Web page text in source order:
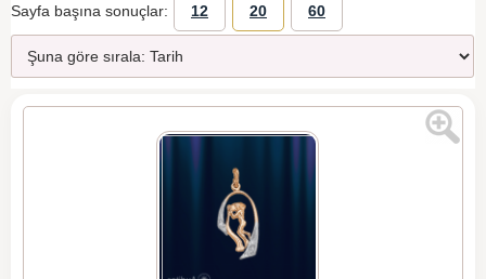
Sayfa başına sonuçlar: 12 20 60